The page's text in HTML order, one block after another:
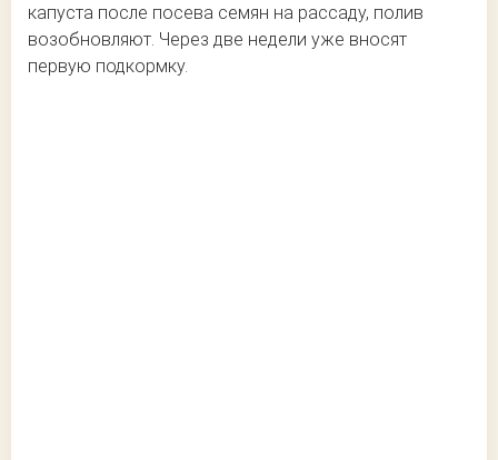
капуста после посева семян на рассаду, полив
возобновляют. Через две недели уже вносят
первую подкормку.